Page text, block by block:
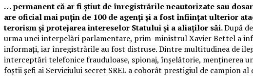
… permanent că ar fi știut de înregistrările neautorizate sau
are oficial mai puțin de 100 de agenți și a fost înființat ulterior
terorism și protejarea intereselor Statului și a aliaților săi.După
urma unei interpelări parlamentare, prim-ministrul Xavier Bettel a
informați, iar înregistrările au fost distruse. Dintre multitudinea de
interceptări telefonice frauduloase, spionaj, înșelătorie, menținerea
foștii șefi ai Serviciului secret SREL a coborât prestigiul de campion